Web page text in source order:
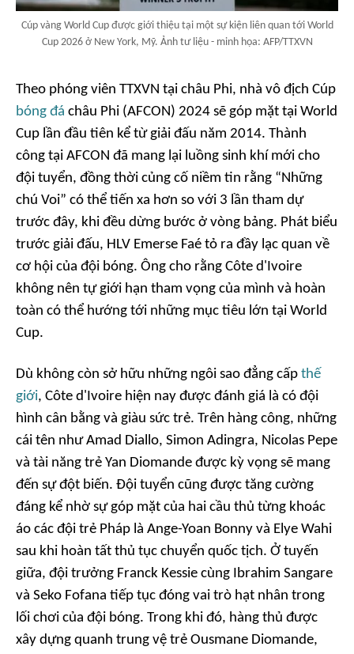
Cúp vàng World Cup được giới thiệu tại một sự kiện liên quan tới World
Cup 2026 ở New York, Mỹ. Ảnh tư liệu - minh họa: AFP/TTXVN
Theo phóng viên TTXVN tại châu Phi, nhà vô địch Cúp
bóng đá châu Phi (AFCON) 2024 sẽ góp mặt tại World
Cup lần đầu tiên kể từ giải đấu năm 2014. Thành
công tại AFCON đã mang lại luồng sinh khí mới cho
đội tuyển, đồng thời củng cố niềm tin rằng “Những
chú Voi” có thể tiến xa hơn so với 3 lần tham dự
trước đây, khi đều dừng bước ở vòng bảng. Phát biểu
trước giải đấu, HLV Emerse Faé tỏ ra đầy lạc quan về
cơ hội của đội bóng. Ông cho rằng Côte d'Ivoire
không nên tự giới hạn tham vọng của mình và hoàn
toàn có thể hướng tới những mục tiêu lớn tại World
Cup.
Dù không còn sở hữu những ngôi sao đẳng cấp thế
giới, Côte d'Ivoire hiện nay được đánh giá là có đội
hình cân bằng và giàu sức trẻ. Trên hàng công, những
cái tên như Amad Diallo, Simon Adingra, Nicolas Pepe
và tài năng trẻ Yan Diomande được kỳ vọng sẽ mang
đến sự đột biến. Đội tuyển cũng được tăng cường
đáng kể nhờ sự góp mặt của hai cầu thủ từng khoác
áo các đội trẻ Pháp là Ange-Yoan Bonny và Elye Wahi
sau khi hoàn tất thủ tục chuyển quốc tịch. Ở tuyến
giữa, đội trưởng Franck Kessie cùng Ibrahim Sangare
và Seko Fofana tiếp tục đóng vai trò hạt nhân trong
lối chơi của đội bóng. Trong khi đó, hàng thủ được
xây dựng quanh trung vệ trẻ Ousmane Diomande,